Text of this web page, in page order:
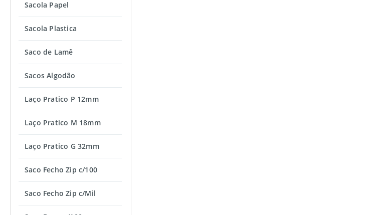
Sacola Papel
Sacola Plastica
Saco de Lamê
Sacos Algodão
Laço Pratico P 12mm
Laço Pratico M 18mm
Laço Pratico G 32mm
Saco Fecho Zip c/100
Saco Fecho Zip c/Mil